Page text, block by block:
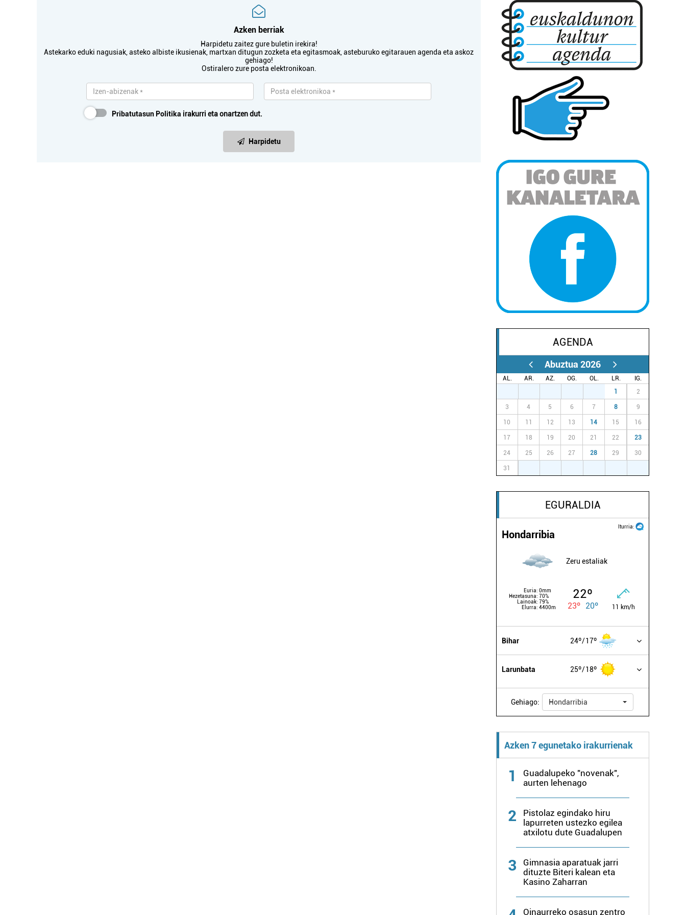
Azken berriak
Harpidetu zaitez gure buletin irekira!
Astekarko eduki nagusiak, asteko albiste ikusienak, martxan ditugun zozketa eta egitasmoak, asteburuko egitarauen agenda eta askoz
gehiago!
Ostiralero zure posta elektronikoan.
Pribatutasun Politika irakurri eta onartzen dut.
Harpidetu
AGENDA
Abuztua 2026
AL. AR. AZ. OG. OL. LR.
IG.
1 2
3 4 5 6 7 8 9
10 11 12 13 14 15 16
17 18 19 20 21 22 23
24 25 26 27 28 29 30
31
EGURALDIA
Iturria:
Hondarribia
Zeru estaliak
Euria: 0mm
Hezetasuna: 70%
Lainoak: 79%
Elurra: 4400m
22º
23º 20º 11 km/h
Bihar 24º 17º
Larunbata 25º 18º
Gehiago: Hondarribia
Azken 7 egunetako irakurrienak
1
Guadalupeko "novenak",
aurten lehenago
2
Pistolaz egindako hiru
lapurreten ustezko egilea
atxilotu dute Guadalupen
3
Gimnasia aparatuak jarri
dituzte Biteri kalean eta
Kasino Zaharran
Oinaurreko osasun zentro